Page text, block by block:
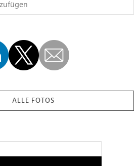
ALLE FOTOS